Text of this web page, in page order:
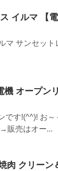
イルマ 【
マ サンセッ
オープン
です!(^^)! お
販売はオー...
肉 クリーン